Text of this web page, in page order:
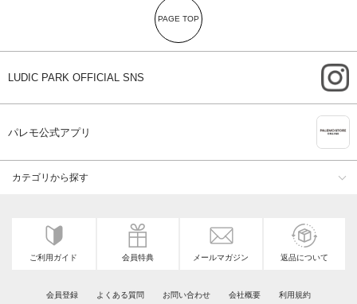
PAGE TOP
LUDIC PARK OFFICIAL SNS
パレモ公式アプリ
カテゴリから探す
ご利用ガイド 会員特典 メールマガジン 返品について
会員登録 よくある質問 お問い合わせ 会社概要 利用規約